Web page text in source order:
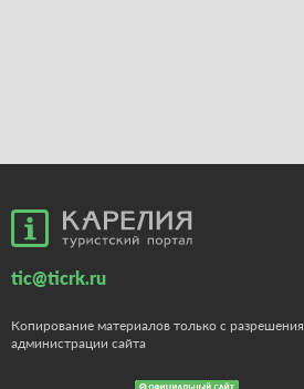
tic@ticrk.ru
Копирование материалов только с разрешения
администрации сайта